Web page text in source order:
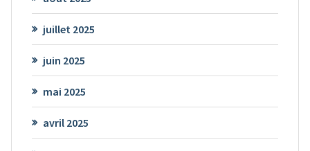
juillet 2025
juin 2025
mai 2025
avril 2025